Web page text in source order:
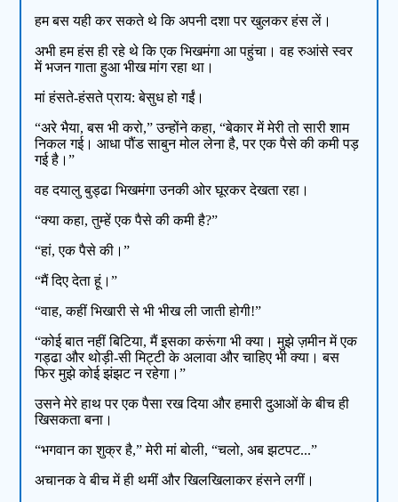
हम बस यही कर सकते थे कि अपनी दशा पर खुलकर हंस लें।
अभी हम हंस ही रहे थे कि एक भिखमंगा आ पहुंचा। वह रुआंसे स्वर
में भजन गाता हुआ भीख मांग रहा था।
मां हंसते-हंसते प्राय: बेसुध हो गईं।
“अरे भैया, बस भी करो,” उन्होंने कहा, “बेकार में मेरी तो सारी शाम
निकल गई। आधा पौंड साबुन मोल लेना है, पर एक पैसे की कमी पड़
गई है।”
वह दयालु बुड्ढा भिखमंगा उनकी ओर घूरकर देखता रहा।
“क्या कहा, तुम्हें एक पैसे की कमी है?”
“हां, एक पैसे की।”
“मैं दिए देता हूं।”
“वाह, कहीं भिखारी से भी भीख ली जाती होगी!”
“कोई बात नहीं बिटिया, मैं इसका करूंगा भी क्या। मुझे ज़मीन में एक
गड्ढा और थोड़ी-सी मिट्टी के अलावा और चाहिए भी क्या। बस
फिर मुझे कोई झंझट न रहेगा।”
उसने मेरे हाथ पर एक पैसा रख दिया और हमारी दुआओं के बीच ही
खिसकता बना।
“भगवान का शुक्र है,” मेरी मां बोली, “चलो, अब झटपट...”
अचानक वे बीच में ही थमीं और खिलखिलाकर हंसने लगीं।